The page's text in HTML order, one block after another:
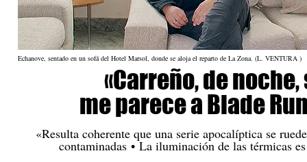
Echanove, sentado en un sofá del Hotel Marsol, donde se aloja el reparto de La Zona. (L. VENTURA )
«Carreño, de noche,
me parece a Blade
«Resulta coherente que una serie apocalíptica se
contaminadas • La iluminación de las térmicas